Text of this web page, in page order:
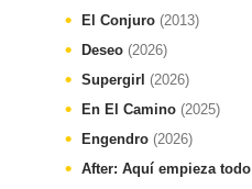
El Conjuro (2013)
Deseo (2026)
Supergirl (2026)
En El Camino (2025)
Engendro (2026)
After: Aquí empieza todo